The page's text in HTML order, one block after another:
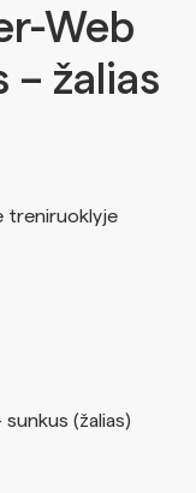
Web
– žalias
treniruoklyje
(žalias)